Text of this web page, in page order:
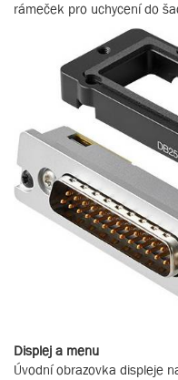
rámeček pro uchycení do
Displej a menu
Úvodní obrazovka displeje